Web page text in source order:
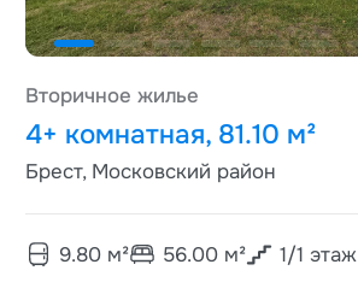
Вторичное жилье
4+ комнатная, 81.10 м²
Брест, Московский район
9.80м² 56.00м² 1/1 этаж